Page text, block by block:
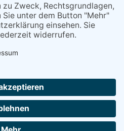
BESUCHEN
SIE
UNS
BEI
FACEBOOK
BESUCHEN
SIE
BEI
INSTAGRAM
Datenschutz